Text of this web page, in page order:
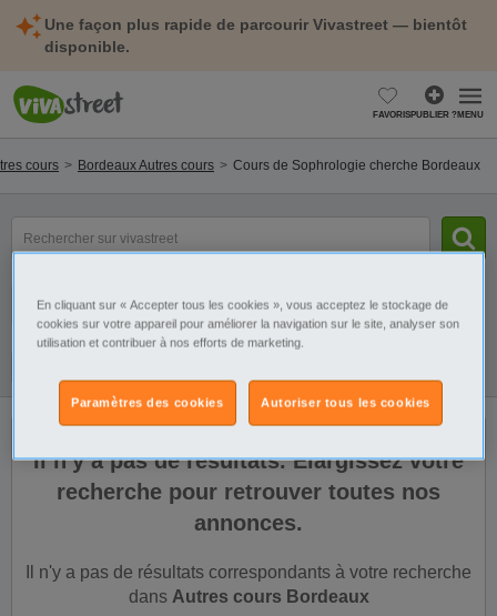
Une façon plus rapide de parcourir Vivastreet — bientôt
disponible.
FAVORISPUBLIER ?MENU
cours Bordeaux Autres cours Cours de Sophrologie cherche Bordeaux
clé(s)
Il n'y a pas de résultats. Élargissez votre
recherche pour retrouver toutes nos
annonces.
Il n'y a pas de résultats correspondants à votre recherche
dans Autres cours Bordeaux
En cliquant sur « Accepter tous les cookies », vous acceptez le stockage de
cookies sur votre appareil pour améliorer la navigation sur le site, analyser son
utilisation et contribuer à nos efforts de marketing.
Autoriser tous les cookies
Paramètres des cookies